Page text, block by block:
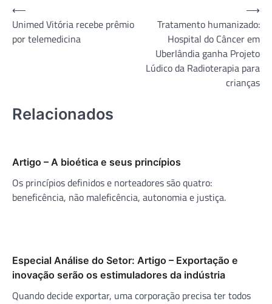
Navegação
de
Post
⟵
Unimed Vitória recebe prêmio
por telemedicina
Tratamento humanizado:
Hospital do Câncer em
Uberlândia ganha Projeto
Lúdico da Radioterapia para
crianças
⟶
Relacionados
Artigo – A bioética e seus princípios
Os princípios definidos e norteadores são quatro:
beneficência, não maleficência, autonomia e justiça.
Especial Análise do Setor: Artigo – Exportação e
inovação serão os estimuladores da indústria
Quando decide exportar, uma corporação precisa ter todos